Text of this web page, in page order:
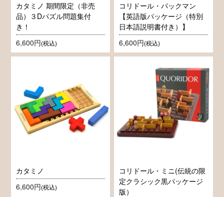
カタミノ 期間限定（非売
品）３Dパズル問題集付
き！
6,600円(税込)
コリドール・パックマン
【英語版パッケージ（特別
日本語説明書付き）】
6,600円(税込)
カタミノ
6,600円(税込)
コリドール・ミニ(伝統の限
定クラシック黒パッケージ
版）